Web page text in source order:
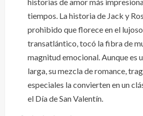
tiempos. La historia de Jack y
prohibido que florece en el
transatlántico, tocó la fibra de
magnitud emocional. Aunque es
larga, su mezcla de romance,
especiales la convierten en un
el Día de San Valentín.